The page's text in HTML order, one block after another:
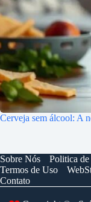
Cerveja sem álcool: A
Sobre Nós Politica
Termos de Uso
Contato